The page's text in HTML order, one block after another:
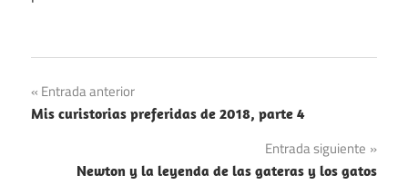
Navegación
de
entradas
Entrada anterior
Mis curistorias preferidas de 2018, parte 4
Entrada siguiente
Newton y la leyenda de las gateras y los gatos